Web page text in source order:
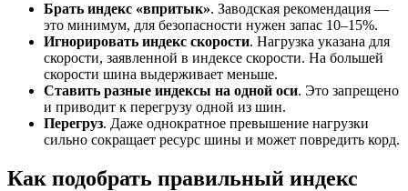
Брать индекс «впритык». Заводская рекомендация —
это минимум, для безопасности нужен запас 10–15%.
Игнорировать индекс скорости. Нагрузка указана для
скорости, заявленной в индексе скорости. На большей
скорости шина выдерживает меньше.
Ставить разные индексы на одной оси. Это запрещено
и приводит к перегрузу одной из шин.
Перегруз. Даже однократное превышение нагрузки
сильно сокращает ресурс шины и может повредить корд.
Как подобрать правильный индекс